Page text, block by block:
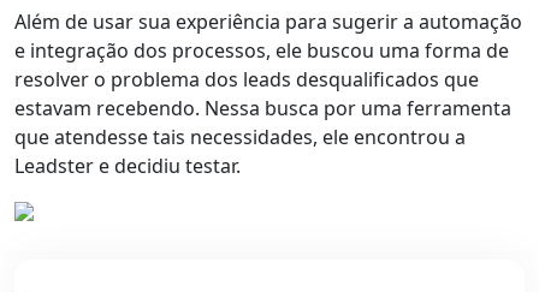
Além de usar sua experiência para sugerir a automação
e integração dos processos, ele buscou uma forma de
resolver o problema dos leads desqualificados que
estavam recebendo. Nessa busca por uma ferramenta
que atendesse tais necessidades, ele encontrou a
Leadster e decidiu testar.